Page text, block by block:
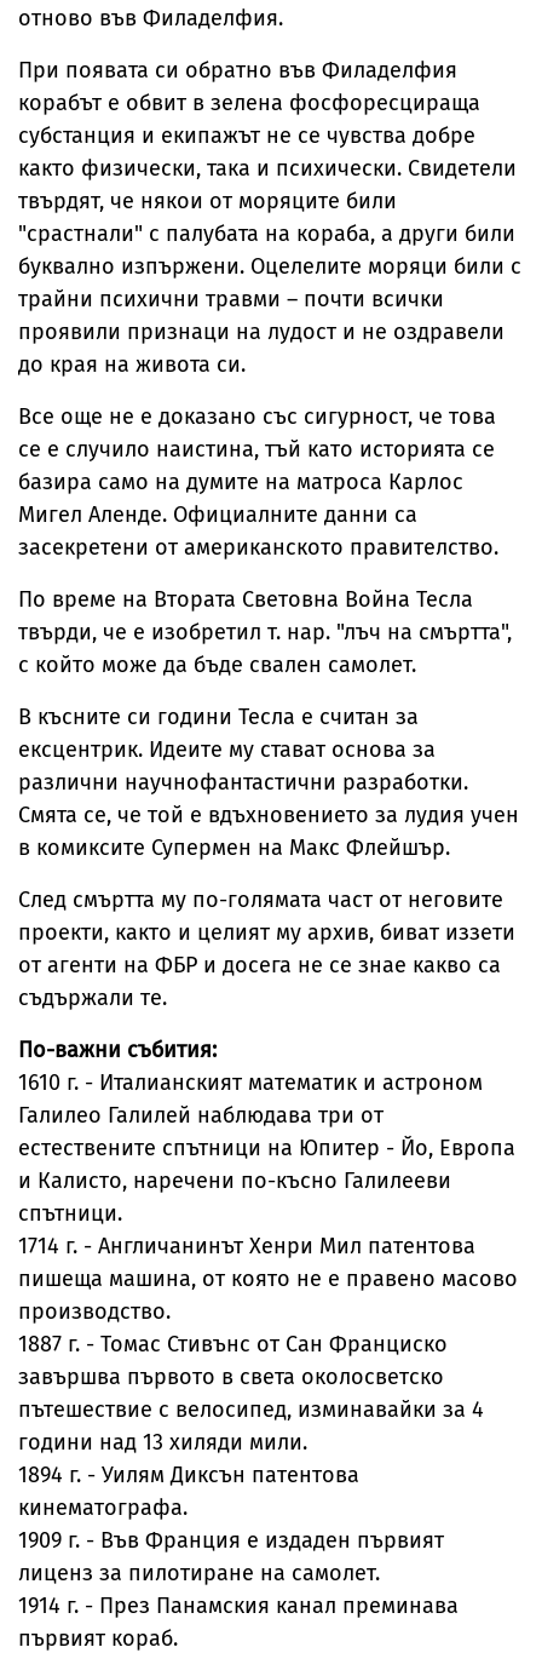
отново във Филаделфия.
При появата си обратно във Филаделфия
корабът е обвит в зелена фосфоресцираща
субстанция и екипажът не се чувства добре
както физически, така и психически. Свидетели
твърдят, че някои от моряците били
"срастнали" с палубата на кораба, а други били
буквално изпържени. Оцелелите моряци били с
трайни психични травми – почти всички
проявили признаци на лудост и не оздравели
до края на живота си.
Все още не е доказано със сигурност, че това
се е случило наистина, тъй като историята се
базира само на думите на матроса Карлос
Мигел Аленде. Официалните данни са
засекретени от американското правителство.
По време на Втората Световна Война Тесла
твърди, че е изобретил т. нар. "лъч на смъртта",
с който може да бъде свален самолет.
В късните си години Тесла е считан за
ексцентрик. Идеите му стават основа за
различни научнофантастични разработки.
Смята се, че той е вдъхновението за лудия учен
в комиксите Супермен на Макс Флейшър.
След смъртта му по-голямата част от неговите
проекти, както и целият му архив, биват иззети
от агенти на ФБР и досега не се знае какво са
съдържали те.
По-важни събития:
1610 г. - Италианският математик и астроном
Галилео Галилей наблюдава три от
естествените спътници на Юпитер - Йо, Европа
и Калисто, наречени по-късно Галилееви
спътници.
1714 г. - Англичанинът Хенри Мил патентова
пишеща машина, от която не е правено масово
производство.
1887 г. - Томас Стивънс от Сан Франциско
завършва първото в света околосветско
пътешествие с велосипед, изминавайки за 4
години над 13 хиляди мили.
1894 г. - Уилям Диксън патентова
кинематографа.
1909 г. - Във Франция е издаден първият
лиценз за пилотиране на самолет.
1914 г. - През Панамския канал преминава
първият кораб.